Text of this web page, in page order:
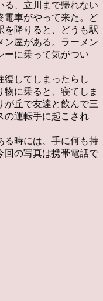
る、立川まで帰れない
電車がやって来た。ど
を降りると、どうも駅
ン屋がある。ラーメン
ーに乗って気がつい
復してしまったらし
に乗ると、寝てしま
が丘で友達と飲んで三
の運転手に起こされ
る時には、手に何も持
回の写真は携帯電話で